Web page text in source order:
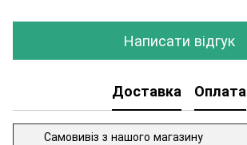
Написати відгук
Доставка Оплата
Самовивіз з нашого магазину